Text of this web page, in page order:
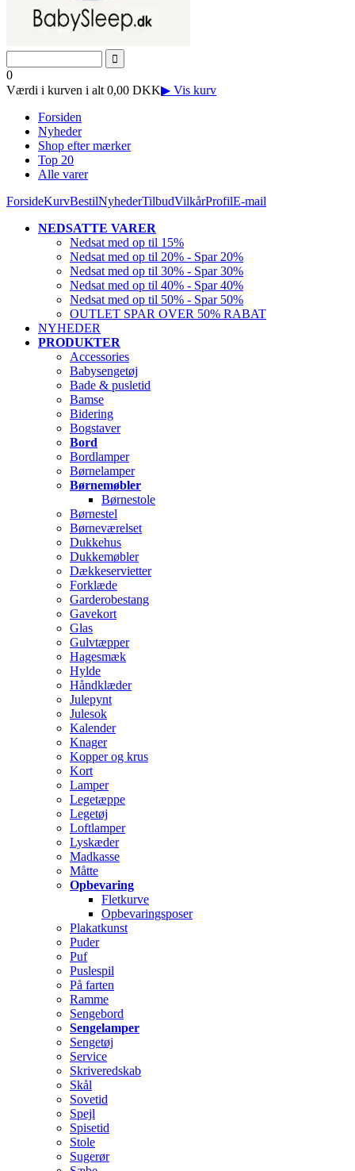
0
Værdi i kurven i alt 0,00 DKK▶ Vis kurv
Forsiden
Nyheder
Shop efter mærker
Top 20
Alle varer
ForsideKurvBestilNyhederTilbudVilkårProfilE-mail
NEDSATTE VARER
Nedsat med op til 15%
Nedsat med op til 20% - Spar 20%
Nedsat med op til 30% - Spar 30%
Nedsat med op til 40% - Spar 40%
Nedsat med op til 50% - Spar 50%
OUTLET SPAR OVER 50% RABAT
NYHEDER
PRODUKTER
Accessories
Babysengetøj
Bade & pusletid
Bamse
Bidering
Bogstaver
Bord
Bordlamper
Børnelamper
Børnemøbler
Børnestole
Børnestel
Børneværelset
Dukkehus
Dukkemøbler
Dækkeservietter
Forklæde
Garderobestang
Gavekort
Glas
Gulvtæpper
Hagesmæk
Hylde
Håndklæder
Julepynt
Julesok
Kalender
Knager
Kopper og krus
Kort
Lamper
Legetæppe
Legetøj
Loftlamper
Lyskæder
Madkasse
Måtte
Opbevaring
Fletkurve
Opbevaringsposer
Plakatkunst
Puder
Puf
Puslespil
På farten
Ramme
Sengebord
Sengelamper
Sengetøj
Service
Skriveredskab
Skål
Sovetid
Spejl
Spisetid
Stole
Sugerør